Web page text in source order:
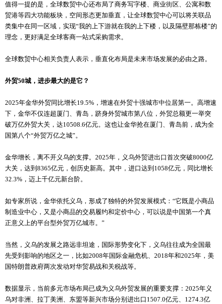
值得一提的是，全球数贸中心还布局了商务写字楼、商业街区、公寓和数
贸港等四大功能板块，空间形态更加垂直，让全球数贸中心可以将关联品
类集中在同一区域，实现“我的上下游就在我的上下楼，以及隔壁那栋楼”的
理念，更好满足全球客商一站式采购需求。
全球数贸中心相关负责人表示，垂直化布局是未来市场发展的必由之路。
外贸50城，进步最大的是它？
2025年金华外贸同比增长19.5%，增速在外贸十强城市中位居第一。高增速
下，金华不仅连超厦门、青岛，跻身外贸城市第八位，外贸总额更一举突
破万亿外贸大关，达10508.6亿元。这也让金华抢在厦门、青岛前，成为全
国第八个“外贸万亿之城”。
金华增长，离不开义乌的支撑。2025年，义乌外贸进出口首次突破8000亿
大关，达到8365亿元，创历史新高。其中，进口达到1058亿元，同比增长
32.3%，迈上千亿元新台阶。
如专家所说，金华依托义乌，形成了独特的外贸发展模式：“它既是小商品
制造业中心，又是小商品的交易履约和定价中心，可以说是中国第一个真
正意义上的平台型外贸万亿城市。”
当然，义乌的发展之路远非坦途，国际形势变化下，义乌往往成为全国最
先受到影响的地区之一，比如2008年国际金融危机、2018年和2025年，美
国特朗普政府两次发动对华贸易战和关税战等。
数据显示，当前多元市场布局已成为义乌外贸发展的重要支撑：2025年义
乌对非洲、拉丁美洲、东盟等新兴市场分别进出口1507.0亿元、1274.3亿